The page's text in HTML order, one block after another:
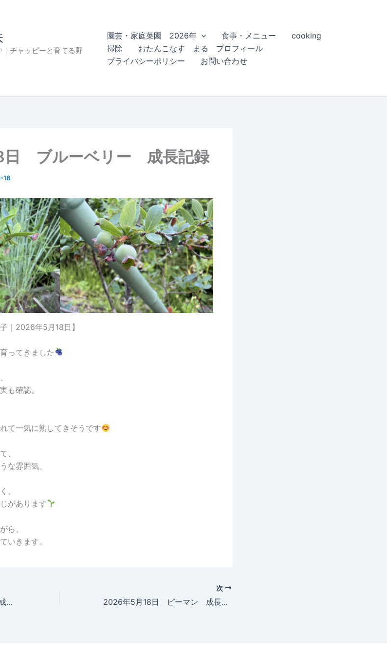
チャッピーと育てる野
園芸・家庭菜園 2026年 食事・メニュー
cooking
掃除
おたんこなす まる プロフィール
プライバシーポリシー
お問い合わせ
日 ブルーベリー 成長記録
18
｜2026年5月18日】
ってきました
も確認。
て一気に熟してきそうです
、
な雰囲気。
、
があります
ら、
いきます。
2026年5月18日 湯上がり娘の成長記録
次
2026年5月18日 ピーマン 成長記録